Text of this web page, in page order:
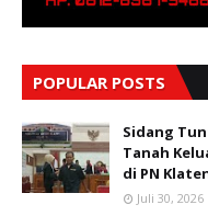
POPULAR POSTS
Sidang
Tanah
di PN
Juli 30, 2026